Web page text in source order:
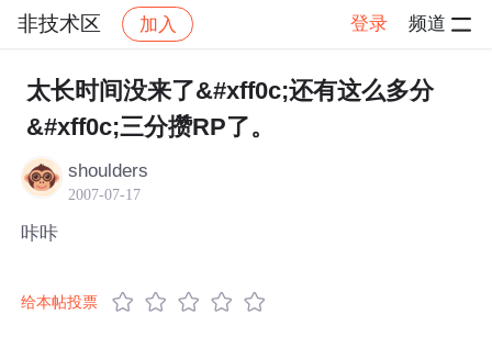
非技术区 加入 登录 频道
社区 非技术区 帖子详情
太长时间没来了&#xff0c;还有这么多分
&#xff0c;三分攒RP了。
shoulders
2007-07-17
咔咔
给本帖投票